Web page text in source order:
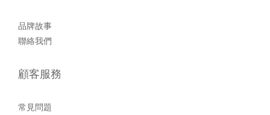
品牌故事
聯絡我們
顧客服務
常見問題